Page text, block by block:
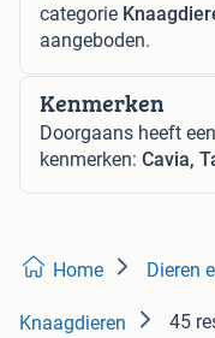
categorie
aangeboden.
Kenmerken
Doorgaans heeft een
kenmerken: Cavia,
Home Dieren
Knaagdieren 45